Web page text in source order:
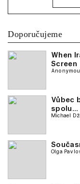
Doporučujeme
When
Screen
Vůbec
spolu…
Michael
Olga